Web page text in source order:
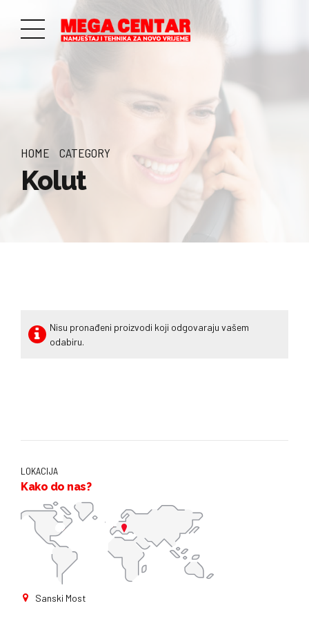
HOME CATEGORY
Kolut
Nisu pronađeni proizvodi koji odgovaraju vašem
odabiru.
LOKACIJA
Kako do nas?
Sanski Most